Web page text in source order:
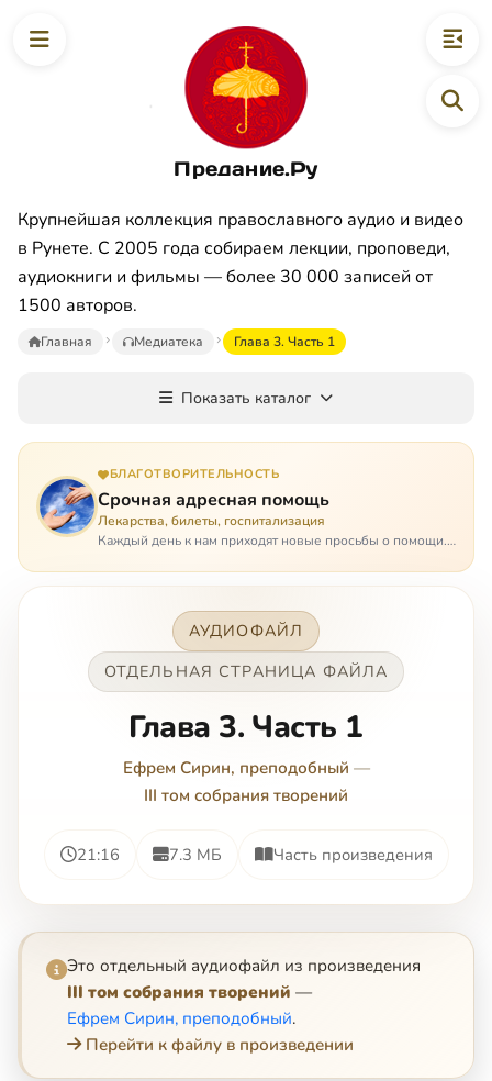
Предание.Ру
Крупнейшая коллекция православного аудио и видео
в Рунете. С 2005 года собираем лекции, проповеди,
аудиокниги и фильмы — более 30 000 записей от
1500 авторов.
Главная Медиатека Глава 3. Часть 1
Показать каталог
БЛАГОТВОРИТЕЛЬНОСТЬ
Срочная адресная помощь
Лекарства, билеты, госпитализация
Каждый день к нам приходят новые просьбы о помощи.
она нужна была вчера: в приеме лекарств образовался
АУДИОФАЙЛ
ОТДЕЛЬНАЯ СТРАНИЦА ФАЙЛА
Глава 3. Часть 1
Ефрем Сирин, преподобный —
III том собрания творений
21:16 7.3 МБ Часть произведения
Это отдельный аудиофайл из произведения
III том собрания творений —
Ефрем Сирин, преподобный.
Перейти к файлу в произведении